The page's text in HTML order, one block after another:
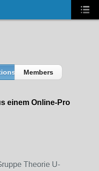
Members
einem Online-Pro
Theorie U-